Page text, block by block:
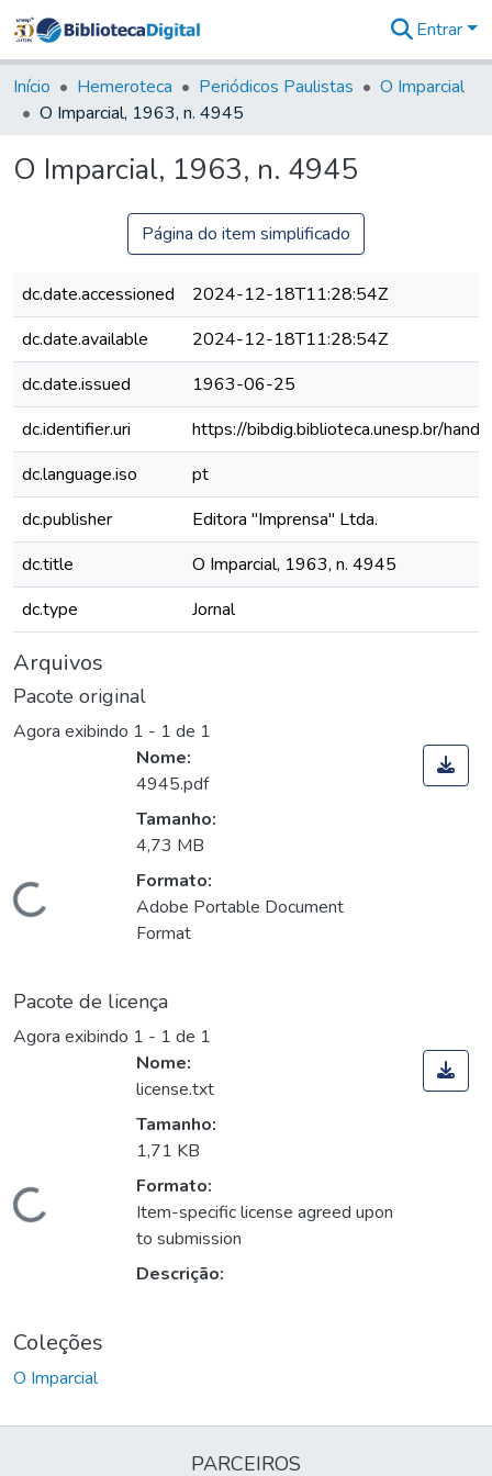
&
Coleções
Tudo na
Digital
Entrar
Início Hemeroteca Periódicos Paulistas
O Imparcial
O Imparcial, 1963, n. 4945
O Imparcial, 1963, n. 4945
Página do item simplificado
dc.date.accessioned
2024-12-18T11:28:54Z
dc.date.available
2024-12-18T11:28:54Z
dc.date.issued
1963-06-25
dc.identifier.uri
https://bibdig.biblioteca.unesp.br/
dc.language.iso
pt
dc.publisher
Editora "Imprensa" Ltda.
dc.title
O Imparcial, 1963, n. 4945
dc.type
Jornal
Arquivos
Pacote original
Agora exibindo 1 - 1 de 1
Carregando...
Nome:
4945.pdf
Tamanho:
4,73 MB
Formato:
Adobe Portable Document
Format
Pacote de licença
Agora exibindo 1 - 1 de 1
Carregando...
Nome:
license.txt
Tamanho:
1,71 KB
Formato:
Item-specific license agreed upon
to submission
Descrição:
Coleções
O Imparcial
PARCEIROS